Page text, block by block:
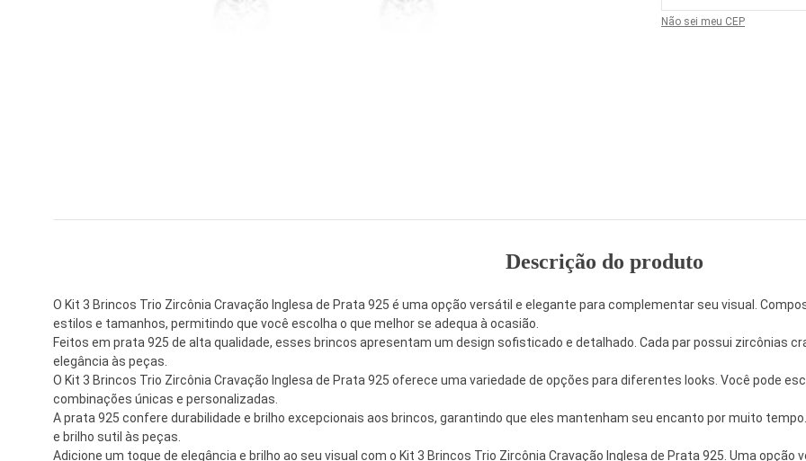
Não sei meu CEP
Descrição do produto
O Kit 3 Brincos Trio Zircônia Cravação Inglesa de Prata 925 é uma opção versátil e elegante para complementar seu visual.
estilos e tamanhos, permitindo que você escolha o que melhor se adequa à ocasião.
Feitos em prata 925 de alta qualidade, esses brincos apresentam um design sofisticado e detalhado. Cada par possui zircônias
elegância às peças.
O Kit 3 Brincos Trio Zircônia Cravação Inglesa de Prata 925 oferece uma variedade de opções para diferentes looks. Você pode
combinações únicas e personalizadas.
A prata 925 confere durabilidade e brilho excepcionais aos brincos, garantindo que eles mantenham seu encanto por muito
e brilho sutil às peças.
Adicione um toque de elegância e brilho ao seu visual com o Kit 3 Brincos Trio Zircônia Cravação Inglesa de Prata 925. Uma